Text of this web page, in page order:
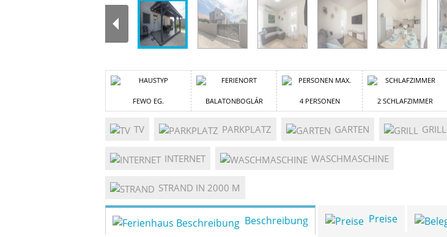
FEWO EG. BALATONBOGLÁR 4 PERSONEN 2 SCHLAFZIMMER
TV PARKPLATZ GARTEN GRILL
INTERNET WASCHMASCHINE
STRAND IN 2000 M
Beschreibung Preise